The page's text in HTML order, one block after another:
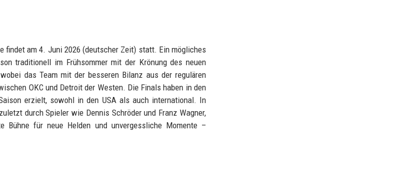
findet am 4. Juni 2026 (deutscher Zeit) statt. Ein mögliches
traditionell im Frühsommer mit der Krönung des neuen
das Team mit der besseren Bilanz aus der regulären
OKC und Detroit der Westen. Die Finals haben in den
erzielt, sowohl in den USA als auch international. In
durch Spieler wie Dennis Schröder und Franz Wagner,
für neue Helden und unvergessliche Momente –